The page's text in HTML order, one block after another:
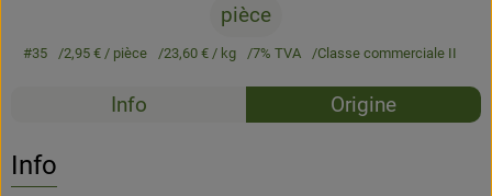
pièce
#35 2,95 €/ pièce 23,60 €/ kg 7% TVA Classe commerciale II
Recettes
Info Origine
Info